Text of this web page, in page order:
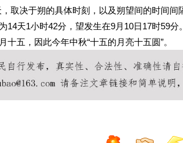
取决于朔的具体时刻，以及朔望间的时间
14天1小时42分，望发生在9月10日17时59分
十五，因此今年中秋“十五的月亮十五圆”。